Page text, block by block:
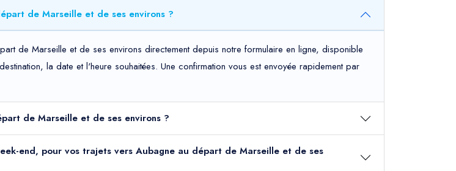
de Marseille et de ses environs ?
de Marseille et de ses environs directement depuis notre formulaire en ligne, disponible
la date et l'heure souhaitées. Une confirmation vous est envoyée rapidement par
de Marseille et de ses environs ?
end, pour vos trajets vers Aubagne au départ de Marseille et de ses